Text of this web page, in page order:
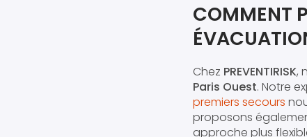
COMMENT
Chez PREVENTIRISK,
Paris Ouest. Notre
premiers secours
proposons
approche plus